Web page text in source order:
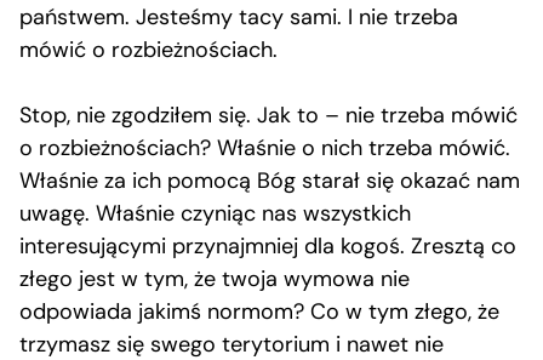
państwem. Jesteśmy tacy sami. I nie trzeba
mówić o rozbieżnościach.
Stop, nie zgodziłem się. Jak to – nie trzeba mówić
o rozbieżnościach? Właśnie o nich trzeba mówić.
Właśnie za ich pomocą Bóg starał się okazać nam
uwagę. Właśnie czyniąc nas wszystkich
interesującymi przynajmniej dla kogoś. Zresztą co
złego jest w tym, że twoja wymowa nie
odpowiada jakimś normom? Co w tym złego, że
trzymasz się swego terytorium i nawet nie